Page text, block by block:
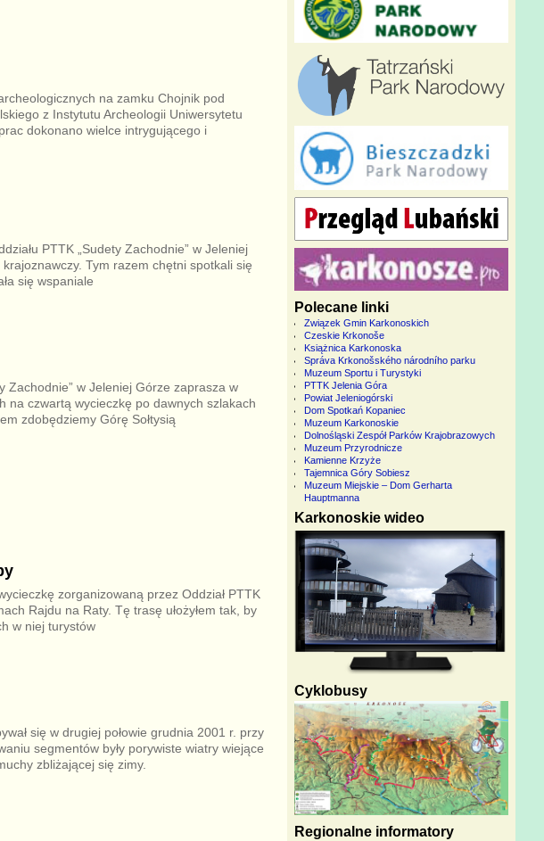
na zamku Chojnik pod
z Instytutu Archeologii Uniwersytetu
dokonano wielce intrygującego i
PTTK „Sudety Zachodnie” w Jeleniej
Tym razem chętni spotkali się
się wspaniale
Zachodnie” w Jeleniej Górze zaprasza w
na czwartą wycieczkę po dawnych szlakach
zdobędziemy Górę Sołtysią
zorganizowaną przez Oddział PTTK
Rajdu na Raty. Tę trasę ułożyłem tak, by
w niej turystów
się w drugiej połowie grudnia 2001 r. przy
segmentów były porywiste wiatry wiejące
zbliżającej się zimy.
Polecane linki
Związek Gmin Karkonoskich
Czeskie Krkonoše
Książnica Karkonoska
Správa Krkonošského národního parku
Muzeum Sportu i Turystyki
PTTK Jelenia Góra
Powiat Jeleniogórski
Dom Spotkań Kopaniec
Muzeum Karkonoskie
Dolnośląski Zespół Parków Krajobrazowych
Muzeum Przyrodnicze
Kamienne Krzyże
Tajemnica Góry Sobiesz
Muzeum Miejskie – Dom Gerharta
Hauptmanna
Karkonoskie wideo
Cyklobusy
Regionalne informatory